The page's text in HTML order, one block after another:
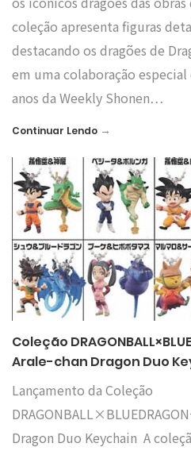
coleção apresenta figuras
destacando os dragões de
em uma colaboração
anos da Weekly Shonen…
Continuar Lendo →
Coleção
Arale-chan Dragon Duo
Lançamento da Coleção
Dragon Duo Keychain A